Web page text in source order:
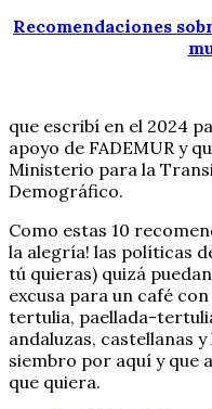
Recomendaciones
que escribí en el 2024
apoyo de FADEMUR y
Ministerio para la
Demográfico.
Como estas 10
la alegría! las políticas
tú quieras) quizá
excusa para un café
tertulia, paellada-
andaluzas, castellanas
siembro por aquí y que
que quiera.